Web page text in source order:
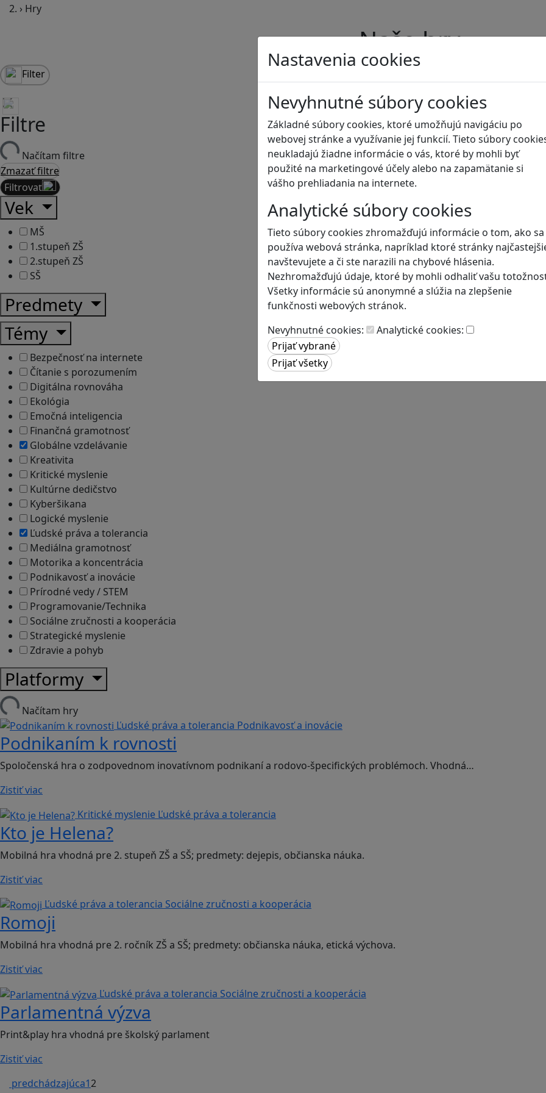
Nastavenia cookies
Nevyhnutné súbory cookies
Základné súbory cookies, ktoré umožňujú navigáciu po
webovej stránke a využívanie jej funkcií. Tieto súbory
neukladajú žiadne informácie o vás, ktoré by mohli byť
použité na marketingové účely alebo na zapamätanie si
vášho prehliadania na internete.
Analytické súbory cookies
Tieto súbory cookies zhromažďujú informácie o tom, ako sa
používa webová stránka, napríklad ktoré stránky
navštevujete a či ste narazili na chybové hlásenia.
Nezhromažďujú údaje, ktoré by mohli odhaliť vašu
Všetky informácie sú anonymné a slúžia na zlepšenie
funkčnosti webových stránok.
Nevyhnutné cookies:
Analytické cookies:
› Hry
Naše hry
Filter
Filtre
Načítam filtre
Zmazať filtre
Filtrovať
Vek
MŠ
1.stupeň ZŠ
2.stupeň ZŠ
SŠ
Predmety
Témy
Bezpečnosť na internete
Čítanie s porozumením
Digitálna rovnováha
Ekológia
Emočná inteligencia
Finančná gramotnosť
Globálne vzdelávanie
Kreativita
Kritické myslenie
Kultúrne dedičstvo
Kyberšikana
Logické myslenie
Ľudské práva a tolerancia
Mediálna gramotnosť
Motorika a koncentrácia
Podnikavosť a inovácie
Prírodné vedy / STEM
Programovanie/Technika
Sociálne zručnosti a kooperácia
Strategické myslenie
Zdravie a pohyb
Platformy
Načítam hry
Ľudské práva a tolerancia Podnikavosť a inovácie
Podnikaním k rovnosti
Spoločenská hra o zodpovednom inovatívnom podnikaní a rodovo-špecifických problémoch. Vhodná…
Zistiť viac
Kritické myslenie Ľudské práva a tolerancia
Kto je Helena?
Mobilná hra vhodná pre 2. stupeň ZŠ a SŠ; predmety: dejepis, občianska náuka.
Zistiť viac
Ľudské práva a tolerancia Sociálne zručnosti a kooperácia
Romoji
Mobilná hra vhodná pre 2. ročník ZŠ a SŠ; predmety: občianska náuka, etická výchova.
Zistiť viac
Ľudské práva a tolerancia Sociálne zručnosti a kooperácia
Parlamentná výzva
Print&play hra vhodná pre školský parlament
Zistiť viac
predchádzajúca12